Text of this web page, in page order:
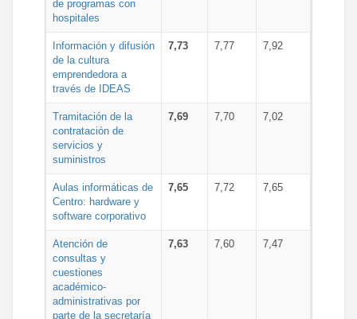
de programas con
hospitales
Información y difusión
de la cultura
emprendedora a
través de IDEAS
7,73 7,77 7,92
Tramitación de la
contratación de
servicios y
suministros
7,69 7,70 7,02
Aulas informáticas de
Centro: hardware y
software corporativo
7,65 7,72 7,65
Atención de
consultas y
cuestiones
académico-
administrativas por
parte de la secretaría
7,63 7,60 7,47